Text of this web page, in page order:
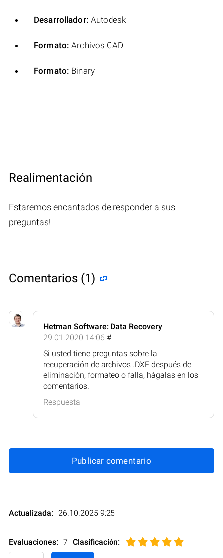
Desarrollador: Autodesk
Formato: Archivos CAD
Formato: Binary
Realimentación
Estaremos encantados de responder a sus
preguntas!
Comentarios (1)
Hetman Software: Data Recovery
29.01.2020 14:06 #
Si usted tiene preguntas sobre la
recuperación de archivos .DXE después de
eliminación, formateo o falla, hágalas en los
comentarios.
Respuesta
Publicar comentario
Actualizada: 26.10.2025 9:25
Evaluaciones: 7 Clasificación: